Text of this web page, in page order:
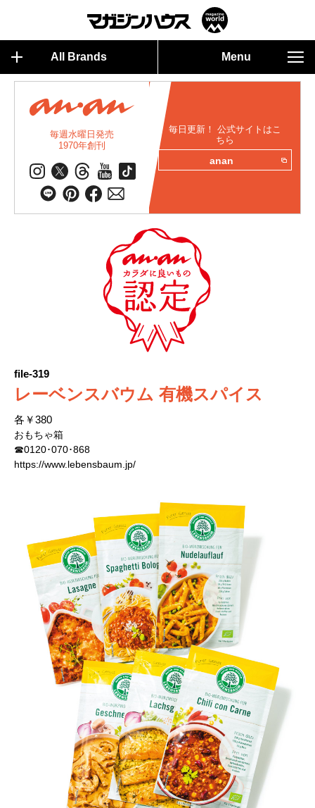
All Brands Menu
毎週水曜日発売
1970年創刊
毎日更新！ 公式サイトはこ
ちら
anan
file-319
レーベンスバウム 有機スパイス
各￥380
おもちゃ箱
☎0120･070･868
https://www.lebensbaum.jp/